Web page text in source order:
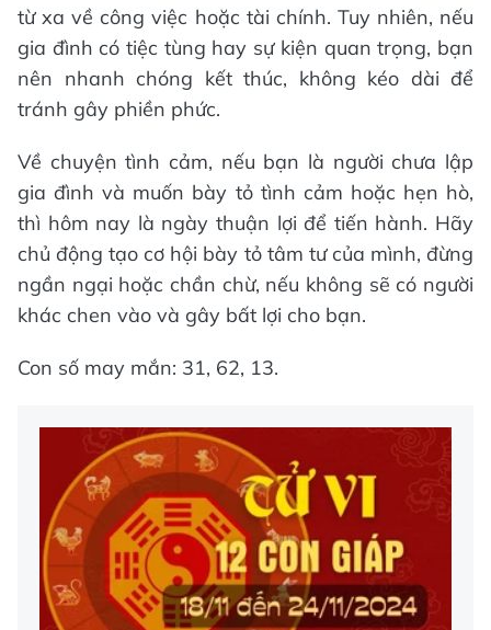
từ xa về công việc hoặc tài chính. Tuy nhiên, nếu
gia đình có tiệc tùng hay sự kiện quan trọng, bạn
nên nhanh chóng kết thúc, không kéo dài để
tránh gây phiền phức.
Về chuyện tình cảm, nếu bạn là người chưa lập
gia đình và muốn bày tỏ tình cảm hoặc hẹn hò,
thì hôm nay là ngày thuận lợi để tiến hành. Hãy
chủ động tạo cơ hội bày tỏ tâm tư của mình, đừng
ngần ngại hoặc chần chừ, nếu không sẽ có người
khác chen vào và gây bất lợi cho bạn.
Con số may mắn: 31, 62, 13.